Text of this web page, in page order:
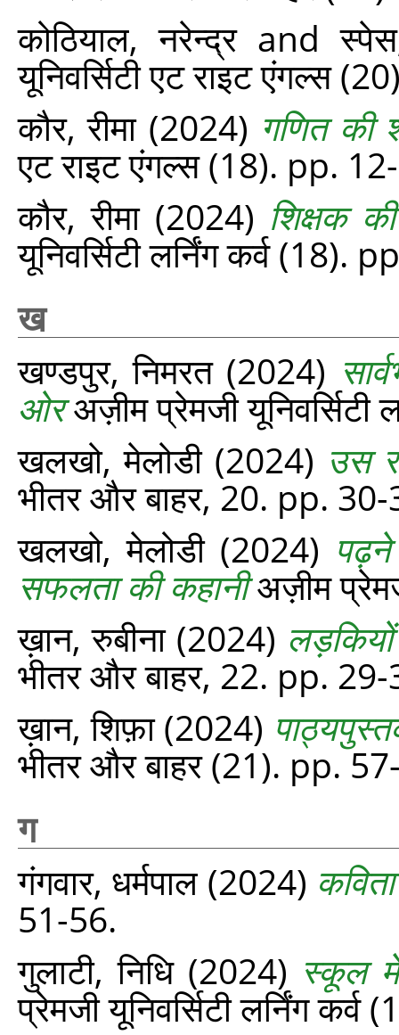
कोठियाल, नरेन्द्रand
यूनिवर्सिटी एट राइट एंगल्‍स
कौर, रीमा(2024) गणित की
एट राइट एंगल्‍स (18). pp.
कौर, रीमा(2024) शिक्षक
यूनिवर्सिटी लर्निंग कर्व (18).
ख
खण्डपुर, निमरत(2024)
ओरअज़ीम प्रेमजी यूनिवर्सिटी
खलखो, मेलोडी(2024) उस
भीतर और बाहर, 20. pp.
खलखो, मेलोडी(2024)
सफलता की कहानीअज़ीम
ख़ान, रुबीना(2024)
भीतर और बाहर, 22. pp.
ख़ान, शिफ़ा(2024)
भीतर और बाहर (21). pp.
ग
गंगवार, धर्मपाल (2024)
51-56.
गुलाटी, निधि(2024) स्कूल
प्रेमजी यूनिवर्सिटी लर्निंग